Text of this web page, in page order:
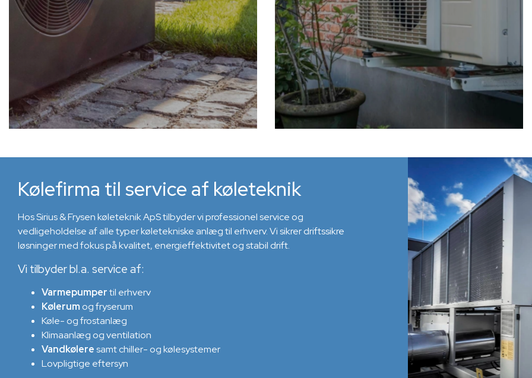
Kølefirma til service af køleteknik
Hos Sirius & Frysen køleteknik ApS tilbyder vi professionel service og
vedligeholdelse af alle typer køletekniske anlæg til erhverv. Vi sikrer driftssikre
løsninger med fokus på kvalitet, energieffektivitet og stabil drift.
Vi tilbyder bl.a. service af:
Varmepumpertil erhverv
Kølerumog fryserum
Køle- og frostanlæg
Klimaanlæg og ventilation
Vandkøleresamt chiller- og kølesystemer
Lovpligtige eftersyn